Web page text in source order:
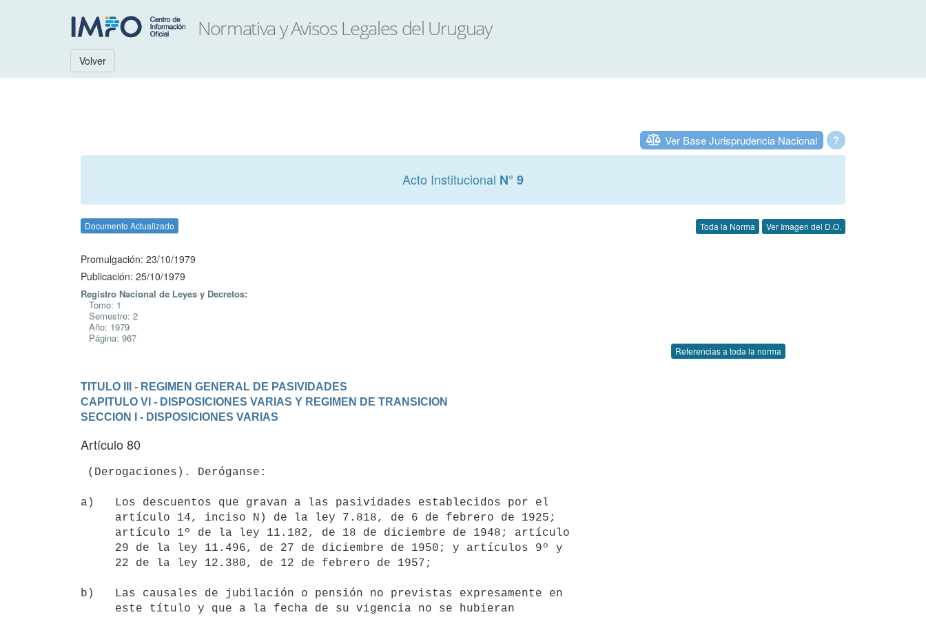
Volver
?
Ver Base Jurisprudencia Nacional
Acto Institucional N° 9
Documento Actualizado Toda la Norma Ver Imagen del D.O.
Promulgación: 23/10/1979
Publicación: 25/10/1979
Registro Nacional de Leyes y Decretos:
Tomo: 1
Semestre: 2
Año: 1979
Página: 967
Referencias a toda la norma
TITULO III - REGIMEN GENERAL DE PASIVIDADES
CAPITULO VI - DISPOSICIONES VARIAS Y REGIMEN DE TRANSICION
SECCION I - DISPOSICIONES VARIAS
Artículo 80
a)   Los descuentos que gravan a las pasividades establecidos por el
b)   Las causales de jubilación o pensión no previstas expresamente en